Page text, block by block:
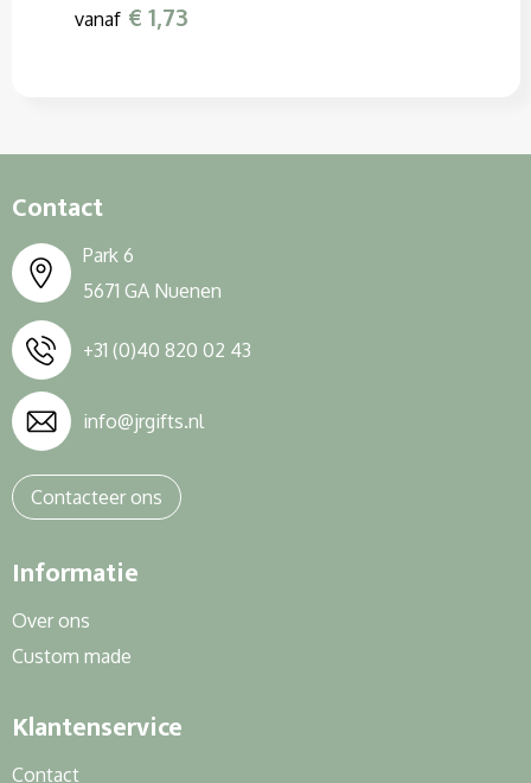
vanaf € 1,73
Contact
Park 6
5671 GA Nuenen
+31 (0)40 820 02 43
info@jrgifts.nl
Contacteer ons
Informatie
Over ons
Custom made
Klantenservice
Contact